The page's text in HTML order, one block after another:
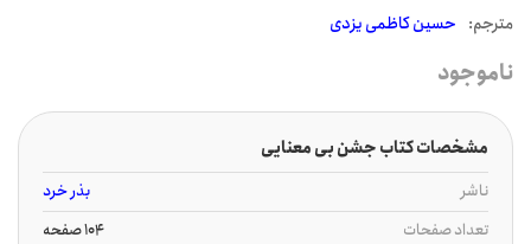
مترجم: حسین کاظمی یزدی
ناموجود
مشخصات کتاب جشن بی معنایی
ناشر
بذر خرد
تعداد صفحات
104 صفحه